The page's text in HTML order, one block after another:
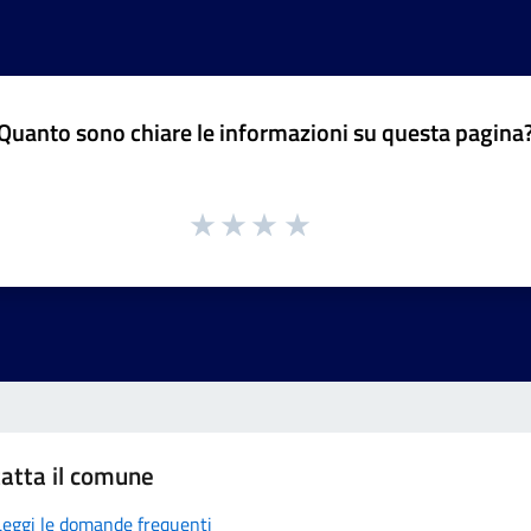
sono chiare le informazioni su questa
il comune
le domande frequenti